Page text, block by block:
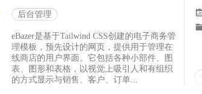
后台管理
eBazer是基于Tailwind CSS创建的电子商务管
理模板，预先设计的网页，提供用于管理在
线商店的用户界面。它包括各种小部件、图
表、图形和表格，以视觉上吸引人和有组织
的方式显示与销售、客户、订单...